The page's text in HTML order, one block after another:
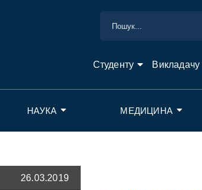
Студенту Викладачу
НАУКА МЕДИЦИНА
26.03.2019